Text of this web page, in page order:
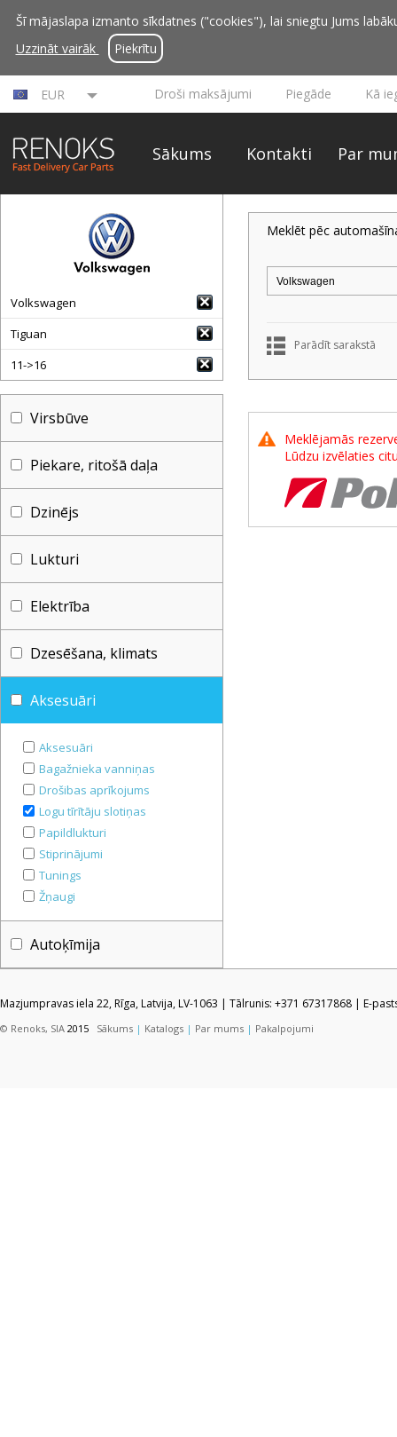
Šī mājaslapa izmanto sīkdatnes ("cookies"), lai sniegtu Jums
Uzzināt vairāk
Piekrītu
EUR Droši maksājumi Piegāde Kā
Sākums Kontakti Par
Volkswagen
Tiguan
11->16
Virsbūve
Piekare, ritošā daļa
Dzinējs
Lukturi
Elektrība
Dzesēšana, klimats
Aksesuāri
Aksesuāri
Bagažnieka vanniņas
Drošibas aprīkojums
Logu tīrītāju slotiņas
Papildlukturi
Stiprinājumi
Tunings
Žņaugi
Autoķīmija
Meklēt pēc
Parādīt sarakstā
Meklējamās
Lūdzu izvēlaties
Mazjumpravas iela 22, Rīga, Latvija, LV-1063 | Tālrunis: +371 67317868 | E-
© Renoks, SIA 2015 Sākums | Katalogs | Par mums | Pakalpojumi